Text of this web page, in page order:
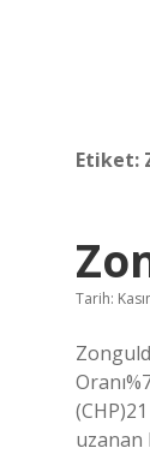
Etiket:
Tarih:
uzanan